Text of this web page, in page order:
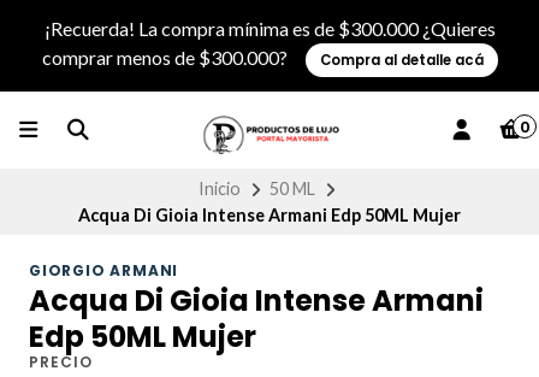
¡Recuerda! La compra mínima es de $300.000 ¿Quieres
comprar menos de $300.000?
Compra al detalle acá
0
Inicio
50 ML
Acqua Di Gioia Intense Armani Edp 50ML Mujer
GIORGIO ARMANI
Acqua Di Gioia Intense Armani
Edp 50ML Mujer
PRECIO